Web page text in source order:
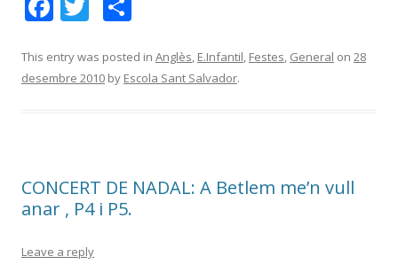
e
b
k
itt
er
m
p
ix
This entry was posted in Anglès, E.Infantil, Festes, General on 28
desembre 2010 by Escola Sant Salvador.
CONCERT DE NADAL: A Betlem me’n vull
anar , P4 i P5.
Leave a reply